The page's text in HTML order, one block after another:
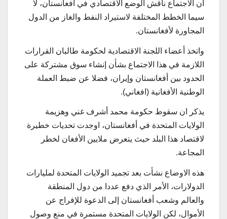
أن الاجتماع ناقش الوضع الاقتصادي في أفغانستان، لا
سيما الخطط المختلفة لاستيراد النفط والغاز من الدول
المجاورة لأفغانستان.
واتخذ أعضاء اللجنة الاقتصادية لحكومة طالبان القرارات
اللازمة في هذا الاجتماع بشأن إنشاء سوق مشتركة على
الحدود بين أفغانستان وإيران، فضلا عن ضبط العملة
الوطنية الأفغانية (افغاني).
يذكر ان سقوط حكومة محمد أشرف غني وهزيمة
الولايات المتحدة في أفغانستان، اوجدت تحديات خطيرة
لاقتصاد هذا البلد حيث يتعرض ملايين الأفغان لخطر
المجاعة.
هذه الاوضاع نشأت بعد تجميد الولايات المتحدة لمليارات
الدولارات، الأمر الذي دفع عددا من دول المنطقة
والعالم وشعب أفغانستان إلى الدعوة للإفراج عن
الأموال، لكن الولايات المتحدة مستمرة في منع وصول